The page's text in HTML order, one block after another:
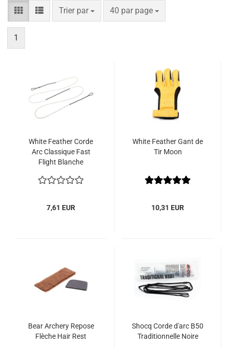
Trier par
Trier par 40 par page
par page
1
White Feather Corde
Arc Classique Fast
Flight Blanche
7,61 EUR
White Feather Gant de
Tir Moon
10,31 EUR
Bear Archery Repose
Flèche Hair Rest
Shocq Corde d'arc B50
Traditionnelle Noire